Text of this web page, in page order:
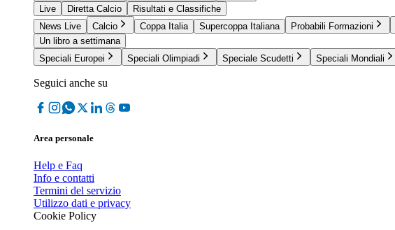
Live
Diretta Calcio
Risultati e Classifiche
News Live
Calcio Coppa Italia Supercoppa Italiana Probabili Formazioni
Un libro a settimana
Speciali Europei
Speciali Olimpiadi Speciale Scudetti Speciali Mondiali
Seguici anche su
Area personale
Help e Faq
Info e contatti
Termini del servizio
Utilizzo dati e privacy
Cookie Policy